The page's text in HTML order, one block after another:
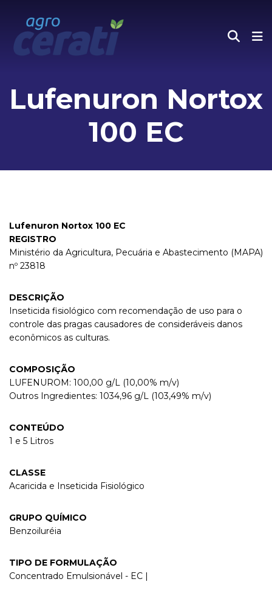
Lufenuron Nortox
100 EC
Lufenuron Nortox 100 EC
REGISTRO
Ministério da Agricultura, Pecuária e Abastecimento (MAPA)
nº 23818
DESCRIÇÃO
Inseticida fisiológico com recomendação de uso para o
controle das pragas causadores de consideráveis danos
econômicos as culturas.
COMPOSIÇÃO
LUFENUROM: 100,00 g/L (10,00% m/v)
Outros Ingredientes: 1034,96 g/L (103,49% m/v)
CONTEÚDO
1 e 5 Litros
CLASSE
Acaricida e Inseticida Fisiológico
GRUPO QUÍMICO
Benzoiluréia
TIPO DE FORMULAÇÃO
Concentrado Emulsionável - EC |